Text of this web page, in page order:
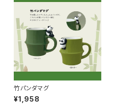
竹パンダマグ
¥1,958